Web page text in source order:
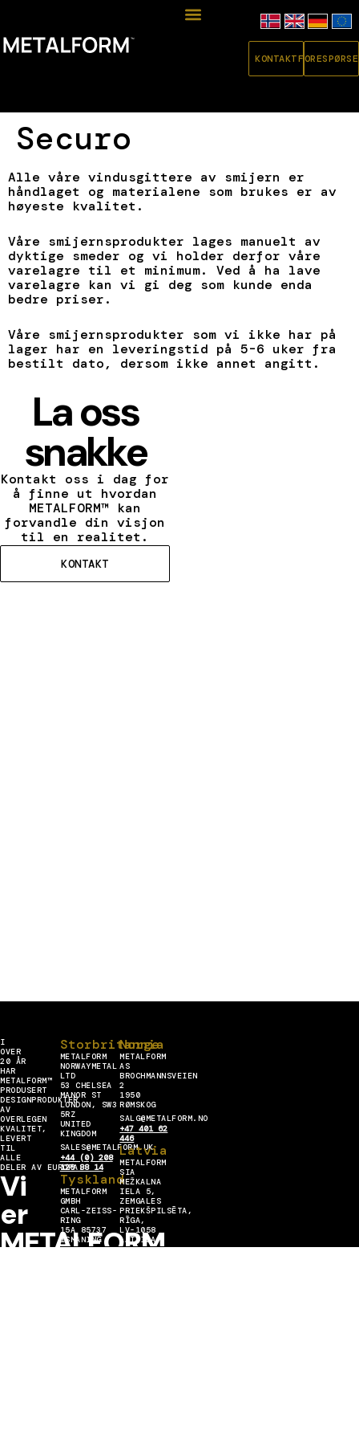
KONTAKT
Securo
Alle våre vindusgittere av smijern er
håndlaget og materialene som brukes er av
høyeste kvalitet.
Våre smijernsprodukter lages manuelt av
dyktige smeder og vi holder derfor våre
varelagre til et minimum. Ved å ha lave
varelagre kan vi gi deg som kunde enda
bedre priser.
Våre smijernsprodukter som vi ikke har på
lager har en leveringstid på 5-6 uker fra
bestilt dato, dersom ikke annet angitt.
La oss
snakke
Kontakt oss i dag for
å finne ut hvordan
METALFORM™ kan
forvandle din visjon
til en realitet.
KONTAKT
I
OVER
20 ÅR
HAR
METALFORM™
PRODUSERT
DESIGNPRODUKTER
AV
OVERLEGEN
KVALITET,
LEVERT
TIL
ALLE
DELER AV EUROPA.
Vi
er
METALFORM
Storbritannia
METALFORM
NORWAYMETAL
LTD
53 CHELSEA
MANOR ST
LONDON, SW3
5RZ
UNITED
KINGDOM
SALES@METALFORM.UK
+44 (0) 208
129 88 14
Tyskland
METALFORM
GMBH
CARL-ZEISS-
RING
15A 85737
ISMANING
Norge
METALFORM
AS
BROCHMANNSVEIEN
2
1950
RØMSKOG
SALG@METALFORM.NO
+47 401 62
446
Latvia
METALFORM
SIA
MEŽKALNA
IELA 5,
ZEMGALES
PRIEKŠPILSĒTA,
RĪGA,
LV-1058
LATVIJA